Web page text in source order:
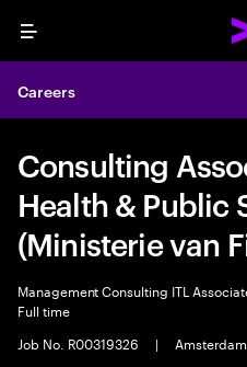
Menu
Careers
Consulting
Health & Public
(Ministerie van
Management Consulting ITL
Full time
Job No. R00319326
| Amsterdam